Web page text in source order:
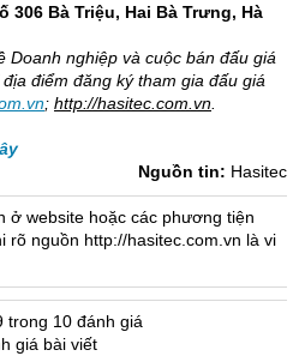
306 Bà Triệu, Hai Bà Trưng, Hà
Doanh nghiệp và cuộc bán đấu giá
điểm đăng ký tham gia đấu giá
; http://hasitec.com.vn
Nguồn tin: Hasitec
ở website hoặc các phương tiện
rõ nguồn http://hasitec.com.vn là vi
trong 10 đánh giá
giá bài viết